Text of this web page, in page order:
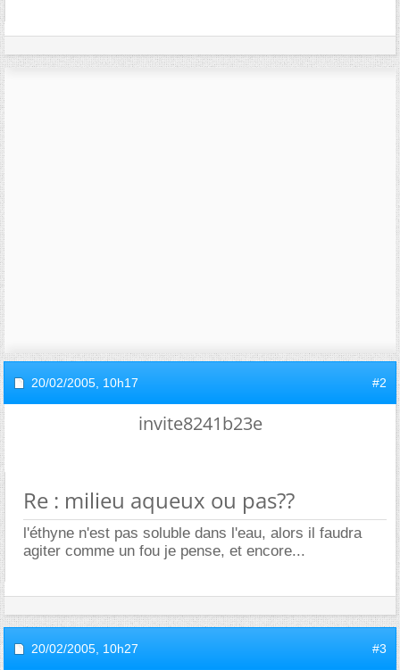
20/02/2005, 10h17 #2
invite8241b23e
Re : milieu aqueux ou pas??
l'éthyne n'est pas soluble dans l'eau, alors il faudra
agiter comme un fou je pense, et encore...
20/02/2005, 10h27 #3